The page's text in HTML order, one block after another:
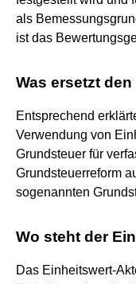
als
ist das
Was ersetzt
Entsprechend
Verwendung von
Grundsteuer für
Grundsteuerreform
sogenannten
Wo steht der
Das Einheitswert-